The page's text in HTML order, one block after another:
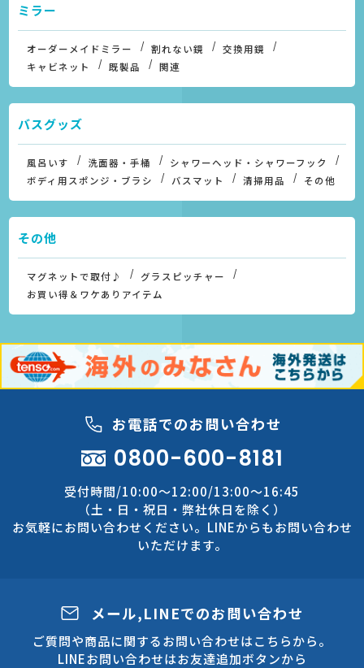
ミラー
オーダーメイドミラー 割れない鏡
交換用鏡
キャビネット
既製品 関連
バスグッズ
風呂いす 洗面器・手桶
シャワーヘッド・シャワーフック
ボディ用スポンジ・ブラシ
バスマット 清掃用品 その他
その他
マグネットで取付♪
グラスピッチャー
お買い得＆ワケありアイテム
お電話でのお問い合わせ
0800-600-8181
受付時間/10:00～12:00/13:00～16:45
（土・日・祝日・弊社休日を除く）
お気軽にお問い合わせください。LINEからもお問い合わせ
いただけます。
メール,LINEでのお問い合わせ
ご質問や商品に関するお問い合わせはこちらから。
LINEお問い合わせはお友達追加ボタンから